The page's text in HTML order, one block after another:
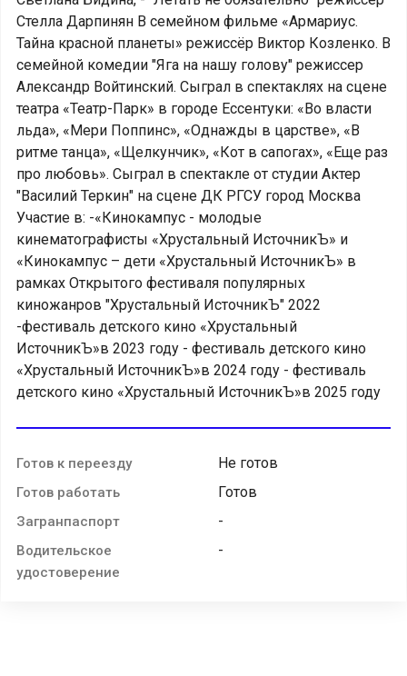
Стелла Дарпинян В семейном фильме «Армариус.
Тайна красной планеты» режиссёр Виктор Козленко. В
семейной комедии "Яга на нашу голову" режиссер
Александр Войтинский. Сыграл в спектаклях на сцене
театра «Театр-Парк» в городе Ессентуки: «Во власти
льда», «Мери Поппинс», «Однажды в царстве», «В
ритме танца», «Щелкунчик», «Кот в сапогах», «Еще раз
про любовь». Сыграл в спектакле от студии Актер
"Василий Теркин" на сцене ДК РГСУ город Москва
Участие в: -«Кинокампус - молодые
кинематографисты «Хрустальный ИсточникЪ» и
«Кинокампус – дети «Хрустальный ИсточникЪ» в
рамках Открытого фестиваля популярных
киножанров "Хрустальный ИсточникЪ" 2022
-фестиваль детского кино «Хрустальный
ИсточникЪ»в 2023 году - фестиваль детского кино
«Хрустальный ИсточникЪ»в 2024 году - фестиваль
детского кино «Хрустальный ИсточникЪ»в 2025 году
Готов к переезду Не готов
Готов работать Готов
Загранпаспорт -
Водительское
удостоверение
-